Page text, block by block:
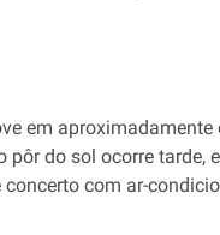
em
do sol ocorre tarde,
com ar-